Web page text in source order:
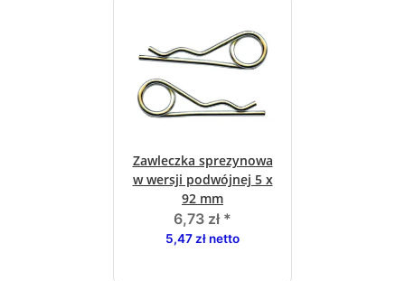
Zawleczka sprezynowa
w wersji podwójnej 5 x
92 mm
6,73 zł *
5,47 zł netto